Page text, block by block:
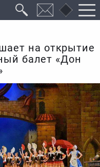
на открытие
балет «Дон